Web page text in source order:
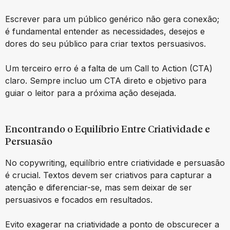
Escrever para um público genérico não gera conexão;
é fundamental entender as necessidades, desejos e
dores do seu público para criar textos persuasivos.
Um terceiro erro é a falta de um Call to Action (CTA)
claro. Sempre incluo um CTA direto e objetivo para
guiar o leitor para a próxima ação desejada.
Encontrando o Equilíbrio Entre Criatividade e
Persuasão
No copywriting, equilíbrio entre criatividade e persuasão
é crucial. Textos devem ser criativos para capturar a
atenção e diferenciar-se, mas sem deixar de ser
persuasivos e focados em resultados.
Evito exagerar na criatividade a ponto de obscurecer a